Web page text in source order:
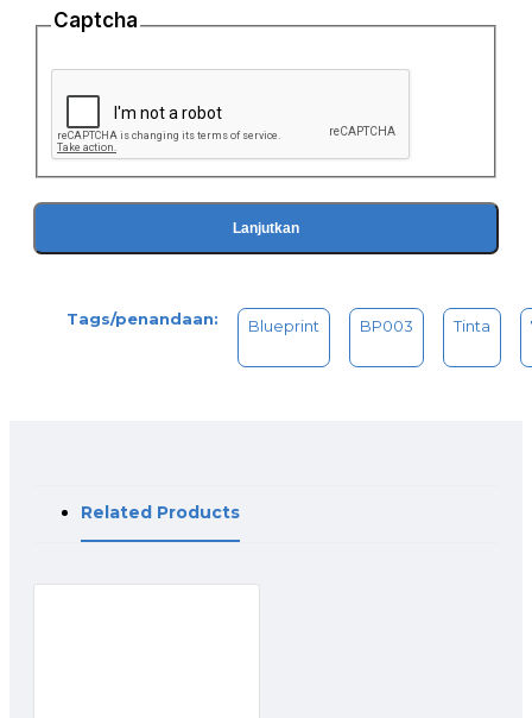
Jangan dicampur dengan tinta Pigment, Art Paper, maupun
Sublim Blueprint.
Jaga posisi botol tetap berdiri tegak setelah dibuka.
Buka kemasan botol hanya pada saat akan digunakan.
Captcha
Lanjutkan
Tags/penandaan: Blueprint BP003 Tinta
Related Products